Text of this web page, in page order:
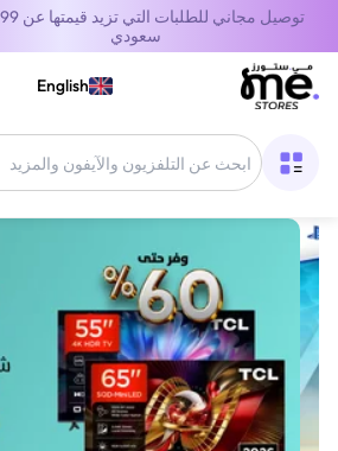
سعودي
English